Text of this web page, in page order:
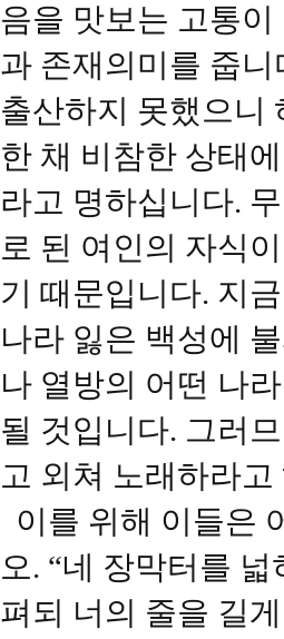
음을 맛보는 고통
과 존재의미를 줍
출산하지 못했으니
한 채 비참한 상태
라고 명하십니다.
로 된 여인의 자식
기 때문입니다. 지
나라 잃은 백성에
나 열방의 어떤 나
될 것입니다. 그러
고 외쳐 노래하라
이를 위해 이들은
오. “네 장막터를
펴되 너의 줄을 길